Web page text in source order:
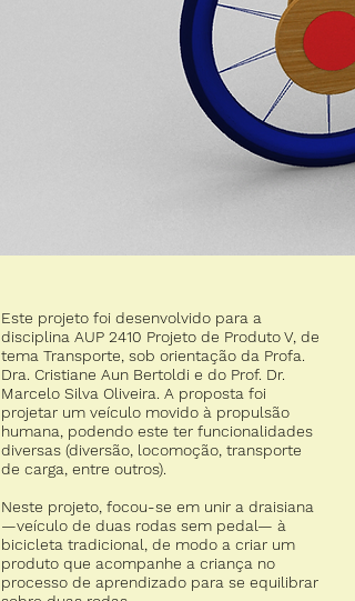
Este projeto foi desenvolvido para a
disciplina AUP 2410 Projeto de Produto V, de
tema Transporte, sob orientação da Profa.
Dra. Cristiane Aun Bertoldi e do Prof. Dr.
Marcelo Silva Oliveira. A proposta foi
projetar um veículo movido à propulsão
humana, podendo este ter funcionalidades
diversas (diversão, locomoção, transporte
de carga, entre outros).
Neste projeto, focou-se em unir a draisiana
—veículo de duas rodas sem pedal— à
bicicleta tradicional, de modo a criar um
produto que acompanhe a criança no
processo de aprendizado para se equilibrar